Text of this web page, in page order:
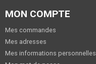
MON COMPTE
Mes commandes
Mes adresses
Mes informations personnelles